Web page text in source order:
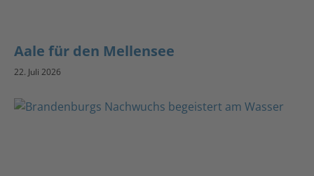
Aale für den Mellensee
22. Juli 2026